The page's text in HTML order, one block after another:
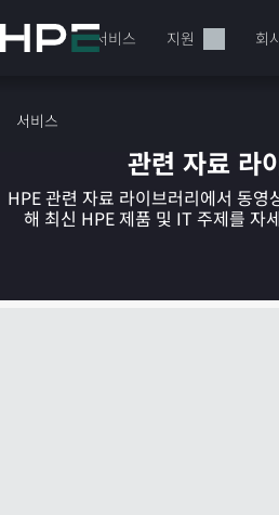
요
뛰
제품 서비스 지원 회
서비스
현재 장바구니가
관련 자료 라
HPE 관련 자료 라이브러리에서 동영
해 최신 HPE 제품 및 IT 주제를 자